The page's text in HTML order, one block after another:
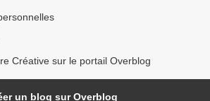
Créative sur le portail Overblog
un blog sur Overblog